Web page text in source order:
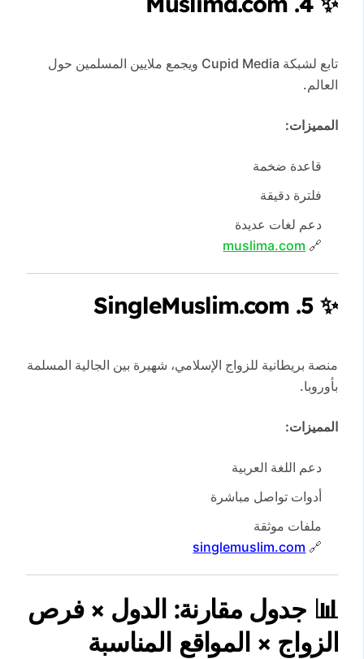
تابع لشبكة Cupid Media ويجمع ملايين المسلمين حول
العالم.
المميزات:
قاعدة ضخمة
فلترة دقيقة
دعم لغات عديدة
🔗
muslima.com
✨
5. SingleMuslim.com
منصة بريطانية للزواج الإسلامي، شهيرة بين الجالية المسلمة
بأوروبا.
المميزات:
دعم اللغة العربية
أدوات تواصل مباشرة
ملفات موثقة
🔗
singlemuslim.com
📊 جدول مقارنة: الدول × فرص
الزواج × المواقع المناسبة